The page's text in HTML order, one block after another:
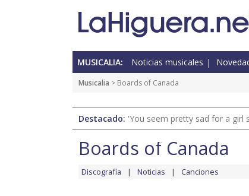
MUSICALIA: Noticias musicales
Musicalia > Boards of Canada
Destacado: 'You seem pretty sad for a girl
Boards of Canada
Discografía Noticias Canciones